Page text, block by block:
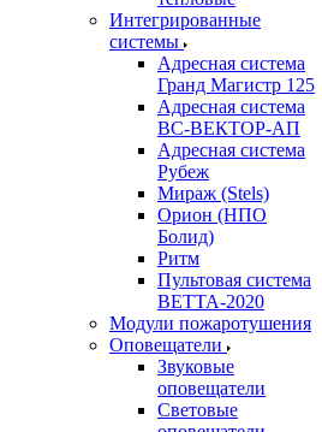
Интегрированные
системы
Адресная система
Гранд Магистр 125
Адресная система
ВС-ВЕКТОР-АП
Адресная система
Рубеж
Мираж (Stels)
Орион (НПО
Болид)
Ритм
Пультовая система
ВЕТТА-2020
Модули пожаротушения
Оповещатели
Звуковые
оповещатели
Световые